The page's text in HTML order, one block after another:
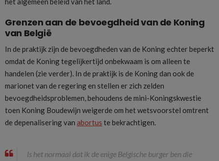
Grenzen aan de bevoegdheid van de Koning
van België
In de praktijk zijn de bevoegdheden van de Koning echter beperkt
omdat de Koning tegelijkertijd onbekwaam is om alleen te
handelen (zie verder). In de praktijk is de Koning dan ook de
marionet van de regering en stellen er zich zelden
bevoegdheidsproblemen, behoudens de mini-Koningskwestie
toen Koning Boudewijn weigerde om het wetsvoorstel omtrent
de depenalisering van abortus te bekrachtigen.
Is het normaal dat ik de enige Belgische burger ben die